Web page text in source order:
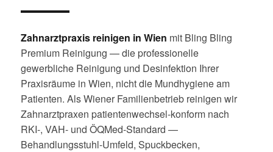
Zahnarztpraxis reinigen in Wien mit Bling Bling
Premium Reinigung — die professionelle
gewerbliche Reinigung und Desinfektion Ihrer
Praxisräume in Wien, nicht die Mundhygiene am
Patienten. Als Wiener Familienbetrieb reinigen wir
Zahnarztpraxen patientenwechsel-konform nach
RKI-, VAH- und ÖQMed-Standard —
Behandlungsstuhl-Umfeld, Spuckbecken,